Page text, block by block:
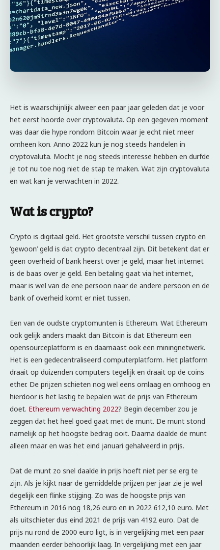
Het is waarschijnlijk alweer een paar jaar geleden dat je voor
het eerst hoorde over cryptovaluta. Op een gegeven moment
was daar die hype rondom Bitcoin waar je echt niet meer
omheen kon. Anno 2022 kun je nog steeds handelen in
cryptovaluta. Mocht je nog steeds interesse hebben en durfde
je tot nu toe nog niet de stap te maken. Wat zijn cryptovaluta
en wat kan je verwachten in 2022.
Wat is crypto?
Crypto is digitaal geld. Het grootste verschil tussen crypto en
‘gewoon’ geld is dat crypto decentraal zijn. Dit betekent dat er
geen overheid of bank heerst over je geld, maar het internet
is de baas over je geld. Een betaling gaat via het internet,
maar is wel van de ene persoon naar de andere persoon en de
bank of overheid komt er niet tussen.
Een van de oudste cryptomunten is Ethereum. Wat Ethereum
ook gelijk anders maakt dan Bitcoin is dat Ethereum een
opensourceplatform is en daarnaast ook een miningnetwerk.
Het is een gedecentraliseerd computerplatform. Het platform
draait op duizenden computers tegelijk en draait op de coins
ether. De prijzen schieten nog wel eens omlaag en omhoog en
hierdoor is het lastig te bepalen wat de prijs van Ethereum
doet. Ethereum verwachting 2022? Begin december zou je
zeggen dat het heel goed gaat met de munt. De munt stond
namelijk op het hoogste bedrag ooit. Daarna daalde de munt
alleen maar en was het eind januari gehalveerd in prijs.
Dat de munt zo snel daalde in prijs hoeft niet per se erg te
zijn. Als je kijkt naar de gemiddelde prijzen per jaar zie je wel
degelijk een flinke stijging. Zo was de hoogste prijs van
Ethereum in 2016 nog 18,26 euro en in 2022 612,10 euro. Met
als uitschieter dus eind 2021 de prijs van 4192 euro. Dat de
prijs nu rond de 2000 euro ligt, is in vergelijking met een paar
maanden eerder behoorlijk laag. In vergelijking met een jaar